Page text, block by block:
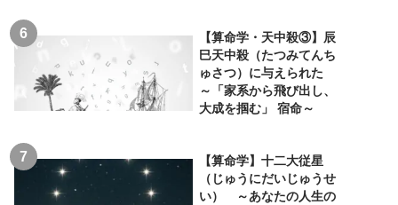
【算命学・天中殺③】辰
巳天中殺（たつみてんち
ゅさつ）に与えられた
～「家系から飛び出し、
大成を掴む」 宿命～
【算命学】十二大従星
（じゅうにだいじゅうせ
い） ～あなたの人生の